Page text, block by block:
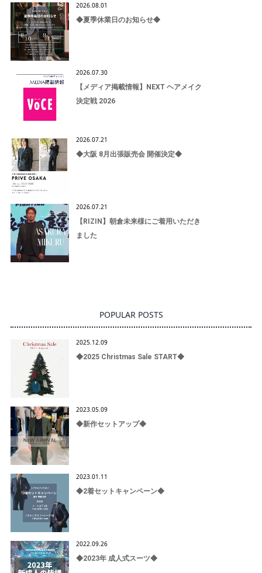
2026.08.01
◆夏季休業日のお知らせ◆
2026.07.30
【メディア掲載情報】NEXT ヘアメイク
決定戦 2026
2026.07.21
◆大阪 8月出張販売会 開催決定◆
2026.07.21
【RIZIN】朝倉未来様にご着用いただき
ました
POPULAR POSTS
2025.12.09
◆2025 Christmas Sale START◆
2023.05.09
◆新作セットアップ◆
2023.01.11
◆2着セットキャンペーン◆
2022.09.26
◆2023年 成人式スーツ◆